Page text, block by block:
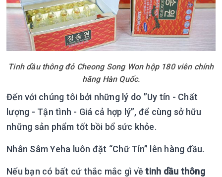
Tinh dầu thông đỏ Cheong Song Won hộp 180 viên chính
hãng Hàn Quốc.
Đến với chúng tôi bởi những lý do ”Uy tín - Chất
lượng - Tận tình - Giá cả hợp lý”, để cùng sở hữu
những sản phẩm tốt bồi bổ sức khỏe.
Nhân Sâm Yeha luôn đặt “Chữ Tín” lên hàng đầu.
Nếu bạn có bất cứ thắc mắc gì vềtinh dầu thông